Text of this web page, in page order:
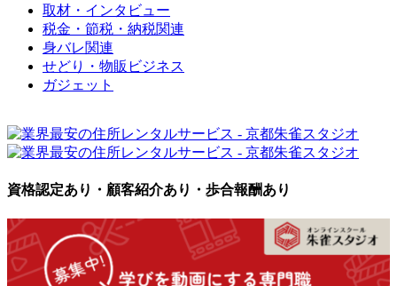
取材・インタビュー
税金・節税・納税関連
身バレ関連
せどり・物販ビジネス
ガジェット
資格認定あり・顧客紹介あり・歩合報酬あり